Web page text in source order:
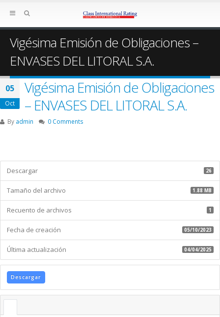
Vigésima Emisión de Obligaciones –
ENVASES DEL LITORAL S.A.
05
Oct
Vigésima Emisión de Obligaciones
– ENVASES DEL LITORAL S.A.
By admin 0 Comments
Descargar 26
Tamaño del archivo 1.88 MB
Recuento de archivos 1
Fecha de creación 05/10/2023
Última actualización 04/04/2025
Descargar